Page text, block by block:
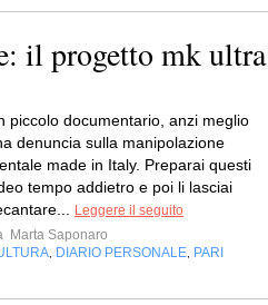
il progetto mk ultra
piccolo documentario, anzi meglio
denuncia sulla manipolazione
made in Italy. Preparai questi
tempo addietro e poi li lasciai
Leggere il seguito
Marta Saponaro
DIARIO PERSONALE PARI